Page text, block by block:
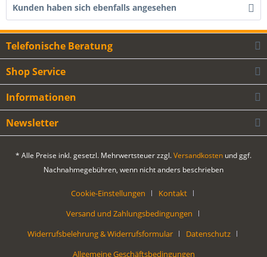
Kunden haben sich ebenfalls angesehen
Telefonische Beratung
Shop Service
Informationen
Newsletter
* Alle Preise inkl. gesetzl. Mehrwertsteuer zzgl.Versandkosten und ggf.
Nachnahmegebühren, wenn nicht anders beschrieben
Cookie-Einstellungen
Kontakt
Versand und Zahlungsbedingungen
Widerrufsbelehrung & Widerrufsformular
Datenschutz
Allgemeine Geschäftsbedingungen